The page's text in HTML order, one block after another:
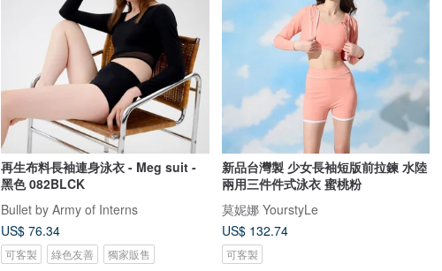
再生布料長袖連身泳衣 - Meg suit -
黑色 082BLCK
Bullet by Army of Interns
US$ 76.34
可客製 綠色友善 獨家販售
新品台灣製 少女長袖短版前拉鍊 水陸
兩用三件件式泳衣 蜜桃粉
莫妮娜 YourstyLe
US$ 132.74
可客製